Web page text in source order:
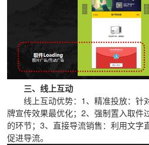
三、线上互动
线上互动优势：1、精准投放：针
牌宣传效果最优化；2、强制置入取件
的环节；3、直接导流销售：利用文字
促进导流。